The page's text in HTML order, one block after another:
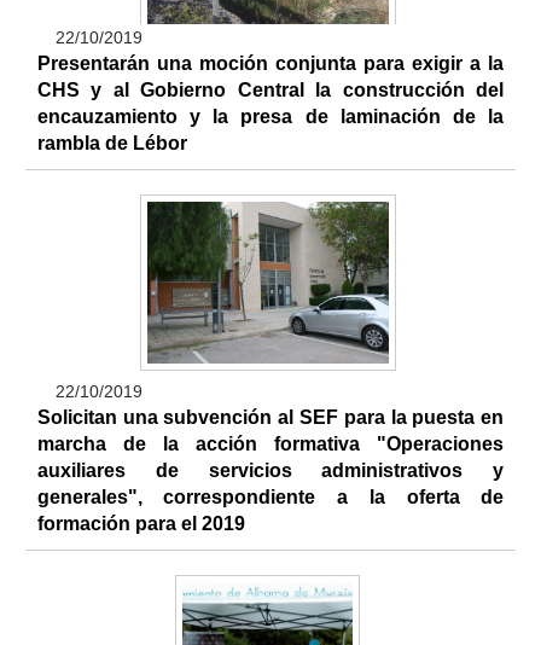
22/10/2019
Presentarán una moción conjunta para exigir a la
CHS y al Gobierno Central la construcción del
encauzamiento y la presa de laminación de la
rambla de Lébor
22/10/2019
Solicitan una subvención al SEF para la puesta en
marcha de la acción formativa "Operaciones
auxiliares de servicios administrativos y
generales", correspondiente a la oferta de
formación para el 2019